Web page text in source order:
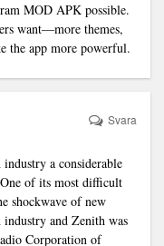
MOD APK possible.
want—more themes,
the app more powerful.
a considerable
of its most difficult
shockwave of new
industry and Zenith was
Corporation of
Svara